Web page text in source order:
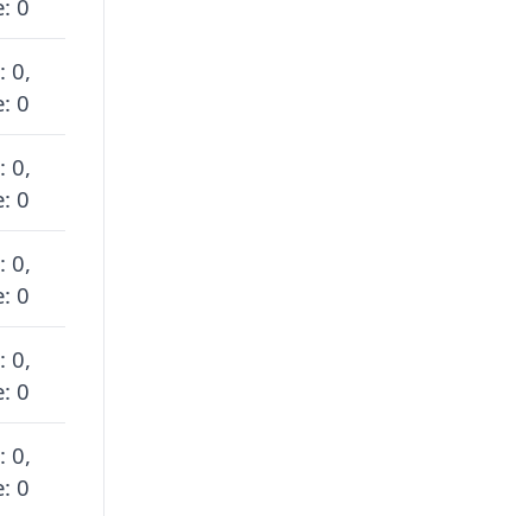
0
0,
0
0,
0
0,
0
0,
0
0,
0